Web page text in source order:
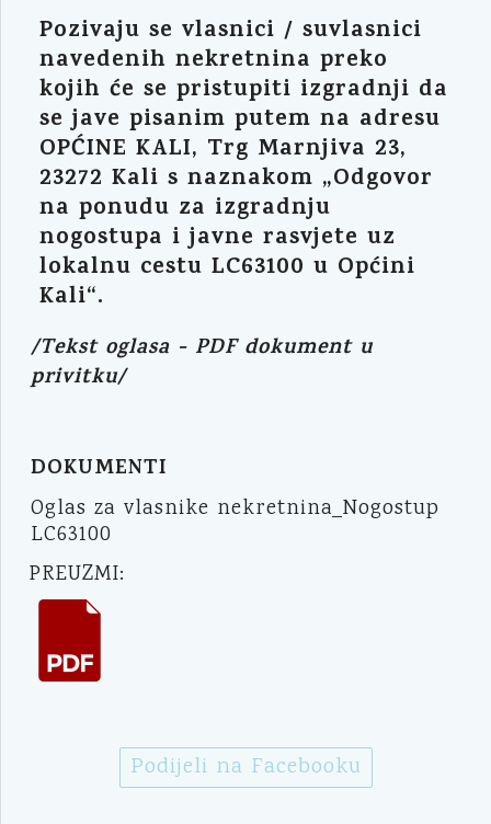
Pozivaju se vlasnici / suvlasnici
navedenih nekretnina preko
kojih će se pristupiti izgradnji da
se jave pisanim putem na adresu
OPĆINE KALI, Trg Marnjiva 23,
23272 Kali s naznakom „Odgovor
na ponudu za izgradnju
nogostupa i javne rasvjete uz
lokalnu cestu LC63100 u Općini
Kali“.
/Tekst oglasa - PDF dokument u
privitku/
DOKUMENTI
Oglas za vlasnike nekretnina_Nogostup
LC63100
PREUZMI:
Podijeli na Facebooku